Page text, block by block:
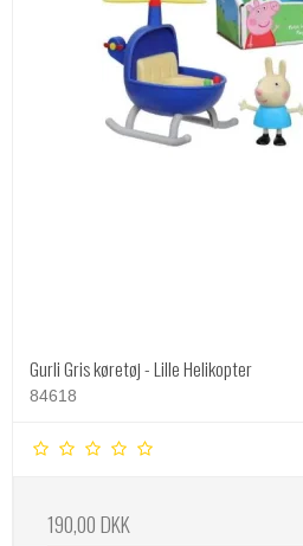
Gurli Gris køretøj - Lille Helikopter
84618
190,00 DKK